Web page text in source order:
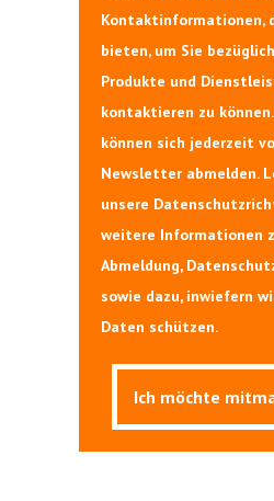
Kontaktinformationen,
bieten, um Sie
Produkte und
kontaktieren zu
können sich jederzeit
Newsletter abmelden.
unsere
weitere Informationen
Abmeldung,
sowie dazu, inwiefern
Daten schützen.